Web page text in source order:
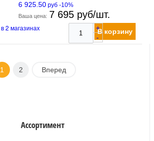
6 925.50 руб -10%
Ваша цена: 7 695 руб/шт.
в 2 магазинах
+
-
В корзину
1 2 Вперед
Ассортимент